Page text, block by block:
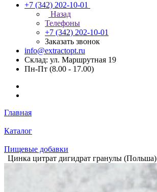
+7 (342) 202-10-01
Назад
Телефоны
+7 (342) 202-10-01
Заказать звонок
info@extractopt.ru
Склад: ул. Маршрутная 19
Пн-Пт (8.00 - 17.00)
Главная
Каталог
Пищевые добавки
Цинка цитрат дигидрат гранулы (Польша)